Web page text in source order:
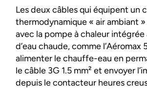
Les deux câbles qui équipent un
thermodynamique « air ambiant
avec la pompe à chaleur intégrée
d’eau chaude, comme l’Aéromax
alimenter le chauffe-eau en
le câble 3G 1.5 mm² et envoyer
depuis le contacteur heures